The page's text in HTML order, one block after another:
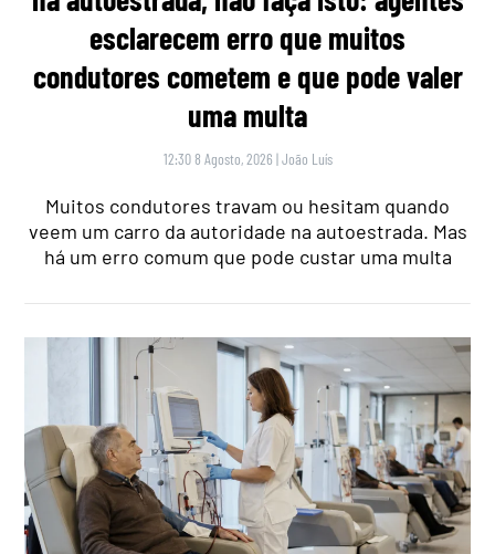
esclarecem erro que muitos
condutores cometem e que pode valer
uma multa
12:30 8 Agosto, 2026 |João Luís
Muitos condutores travam ou hesitam quando
veem um carro da autoridade na autoestrada. Mas
há um erro comum que pode custar uma multa